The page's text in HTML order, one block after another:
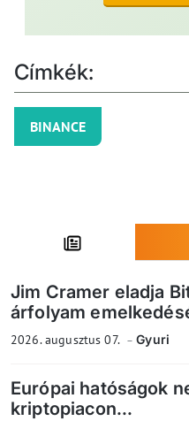
Címkék:
BINANCE
Jim Cramer eladja
árfolyam
2026. augusztus 07. Gyuri
Európai hatóságok
kriptopiacon...